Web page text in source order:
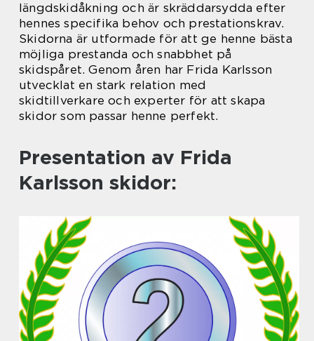
längdskidåkning och är skräddarsydda efter
hennes specifika behov och prestationskrav.
Skidorna är utformade för att ge henne bästa
möjliga prestanda och snabbhet på
skidspåret. Genom åren har Frida Karlsson
utvecklat en stark relation med
skidtillverkare och experter för att skapa
skidor som passar henne perfekt.
Presentation av Frida
Karlsson skidor: